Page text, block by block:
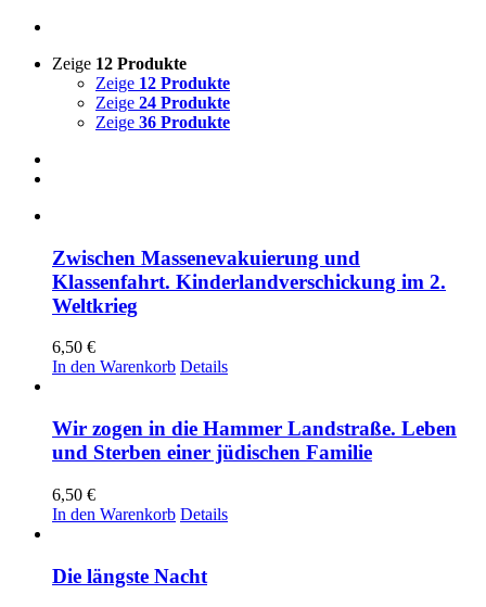
Zeige 12 Produkte
Zeige 12 Produkte
Zeige 24 Produkte
Zeige 36 Produkte
Zwischen Massenevakuierung und
Klassenfahrt. Kinderlandverschickung im 2.
Weltkrieg
6,50 €
In den Warenkorb Details
Wir zogen in die Hammer Landstraße. Leben
und Sterben einer jüdischen Familie
6,50 €
In den Warenkorb Details
Die längste Nacht